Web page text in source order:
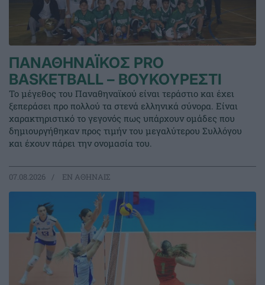
ΠΑΝΑΘΗΝΑΪΚΟΣ PRO
BASKETBALL – ΒΟΥΚΟΥΡΕΣΤΙ
Το μέγεθος του Παναθηναϊκού είναι τεράστιο και έχει
ξεπεράσει προ πολλού τα στενά ελληνικά σύνορα. Είναι
χαρακτηριστικό το γεγονός πως υπάρχουν ομάδες που
δημιουργήθηκαν προς τιμήν του μεγαλύτερου Συλλόγου
και έχουν πάρει την ονομασία του.
07.08.2026 EΝ ΑΘΗΝΑΙΣ